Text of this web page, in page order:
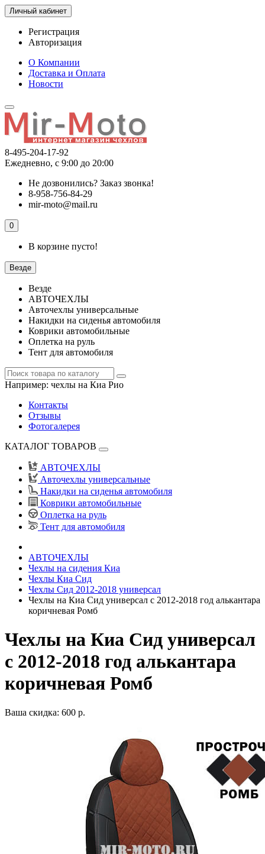
Личный кабинет
Регистрация
Авторизация
О Компании
Доставка и Оплата
Новости
8-495-204-17-92
Ежедневно, с 9:00 до 20:00
Не дозвонились? Заказ звонка!
8-958-756-84-29
mir-moto@mail.ru
0
В корзине пусто!
Везде
Везде
АВТОЧЕХЛЫ
Авточехлы универсальные
Накидки на сиденья автомобиля
Коврики автомобильные
Оплетка на руль
Тент для автомобиля
Например: чехлы на Киа Рио
Контакты
Отзывы
Фотогалерея
КАТАЛОГ ТОВАРОВ
АВТОЧЕХЛЫ
Авточехлы универсальные
Накидки на сиденья автомобиля
Коврики автомобильные
Оплетка на руль
Тент для автомобиля
АВТОЧЕХЛЫ
Чехлы на сидения Киа
Чехлы Киа Сид
Чехлы Сид 2012-2018 универсал
Чехлы на Киа Сид универсал с 2012-2018 год алькантара
коричневая Ромб
Чехлы на Киа Сид универсал
с 2012-2018 год алькантара
коричневая Ромб
Ваша скидка: 600 р.